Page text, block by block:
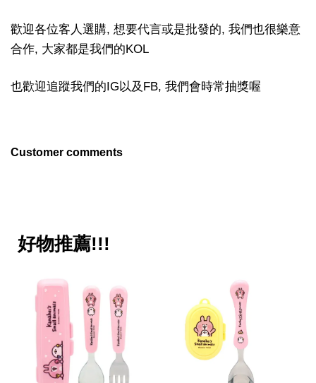
歡迎各位客人選購, 想要代言或是批發的, 我們也很樂意
合作, 大家都是我們的KOL
也歡迎追蹤我們的IG以及FB, 我們會時常抽獎喔
Customer comments
好物推薦!!!